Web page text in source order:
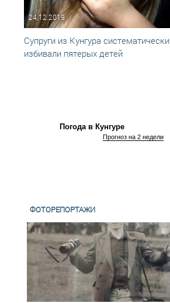
24.12.2019
Супруги из Кунгура систематически
избивали пятерых детей
Погода в Кунгуре
Прогноз на 2 недели
ФОТОРЕПОРТАЖИ